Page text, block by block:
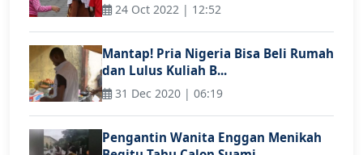
24 Oct 2022 | 12:52
Mantap! Pria Nigeria Bisa Beli Rumah
dan Lulus Kuliah B...
31 Dec 2020 | 06:19
Pengantin Wanita Enggan Menikah